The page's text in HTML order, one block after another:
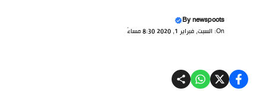
Bynewspoots
On: السبت, فبراير 1, 2020 8:30 مساءً